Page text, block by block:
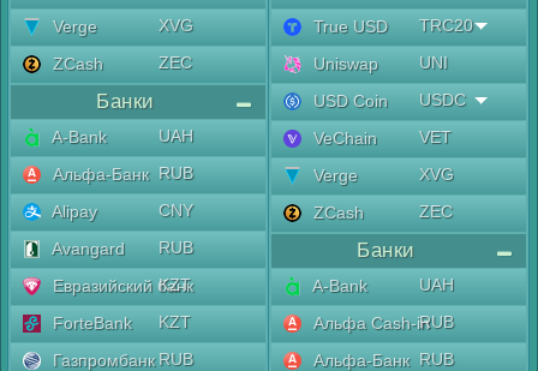
Verge
XVG
ZCash
ZEC
Банки
A-Bank
UAH
Альфа-Банк RUB
Alipay
CNY
Avangard
RUB
Евразийский банк
KZT
ForteBank
KZT
Газпромбанк RUB
True USD
TRC20
Uniswap
UNI
USD Coin
USDC
VeChain
VET
Verge
XVG
ZCash
ZEC
Банки
A-Bank
UAH
Альфа Cash-inRUB
Альфа-Банк RUB